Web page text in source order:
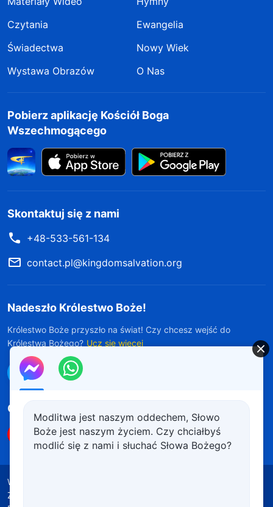
Czytania
Ewangelia
Świadectwa
Nowy Wiek
Wystawa Obrazów
O Nas
Pobierz aplikację Kościół Boga
Wszechmogącego
Skontaktuj się z nami
+48-533-561-134
contact.pl@kingdomsalvation.org
Nadeszło Królestwo Boże!
Królestwo Boże przyszło na świat! Czy chcesz wejść do
Królestwa Bożego? Ucz się więcej
Połącz się z nami w Messengerze
Obserwuj nas
Warunki korzystania
Źródła wykorzystanych materiałów
Modlitwa jest naszym oddechem, Słowo
Boże jest naszym życiem. Czy chciałbyś
modlić się z nami i słuchać Słowa Bożego?